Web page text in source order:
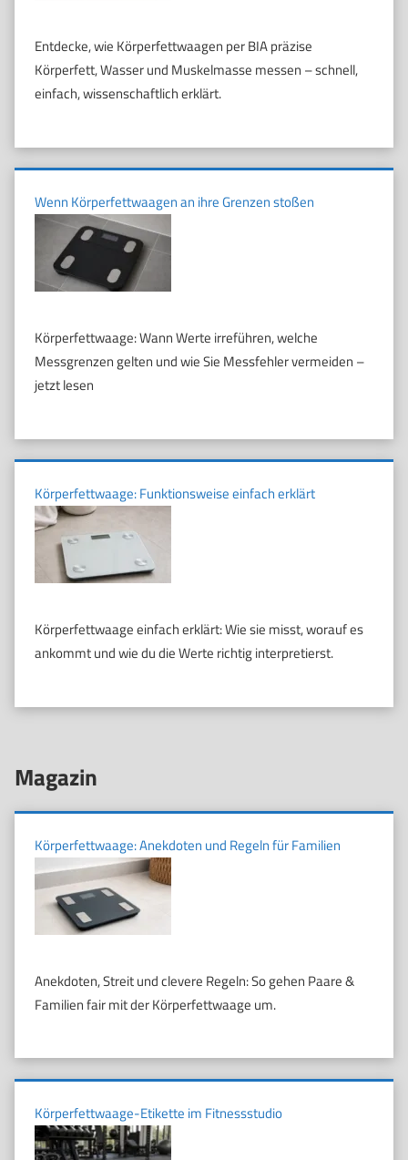
Entdecke, wie Körperfettwaagen per BIA präzise
Körperfett, Wasser und Muskelmasse messen – schnell,
einfach, wissenschaftlich erklärt.
Wenn Körperfettwaagen an ihre Grenzen stoßen
Körperfettwaage: Wann Werte irreführen, welche
Messgrenzen gelten und wie Sie Messfehler vermeiden –
jetzt lesen
Körperfettwaage: Funktionsweise einfach erklärt
Körperfettwaage einfach erklärt: Wie sie misst, worauf es
ankommt und wie du die Werte richtig interpretierst.
Magazin
Körperfettwaage: Anekdoten und Regeln für Familien
Anekdoten, Streit und clevere Regeln: So gehen Paare &
Familien fair mit der Körperfettwaage um.
Körperfettwaage-Etikette im Fitnessstudio